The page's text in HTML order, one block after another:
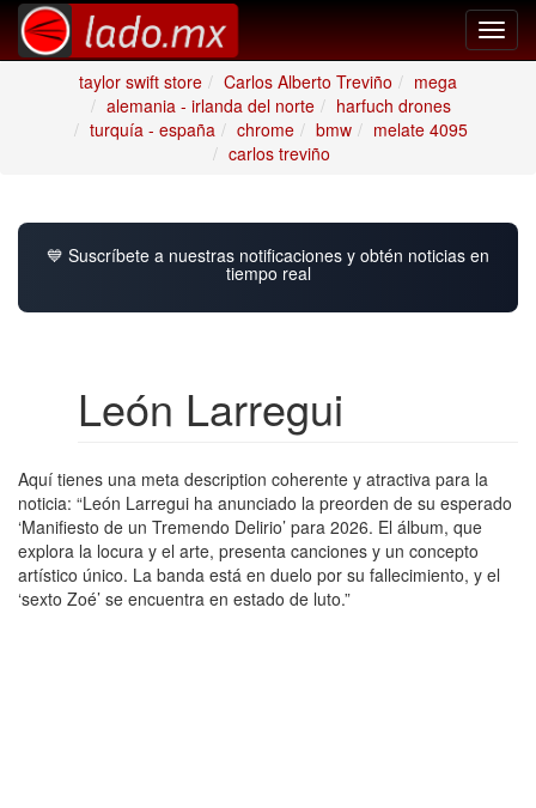
taylor swift store
Carlos Alberto Treviño
mega
alemania - irlanda del norte
harfuch drones
turquía - españa
chrome bmw
melate 4095
carlos treviño
💙 Suscríbete a nuestras notificaciones y obtén noticias en
tiempo real
León Larregui
Aquí tienes una meta description coherente y atractiva para la
noticia: “León Larregui ha anunciado la preorden de su esperado
‘Manifiesto de un Tremendo Delirio’ para 2026. El álbum, que
explora la locura y el arte, presenta canciones y un concepto
artístico único. La banda está en duelo por su fallecimiento, y el
‘sexto Zoé’ se encuentra en estado de luto.”